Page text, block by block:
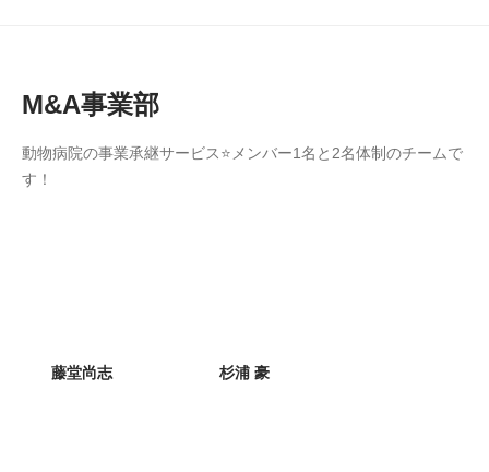
M&A事業部
動物病院の事業承継サービス⭐メンバー1名と2名体制のチームで
す！
藤堂尚志 杉浦 豪